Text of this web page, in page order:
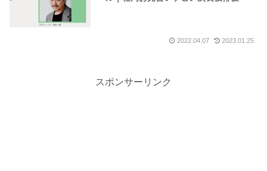
2022.04.07 2023.01.25
スポンサーリンク